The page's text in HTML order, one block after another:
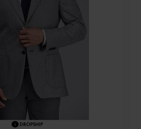
i DROPSHIP